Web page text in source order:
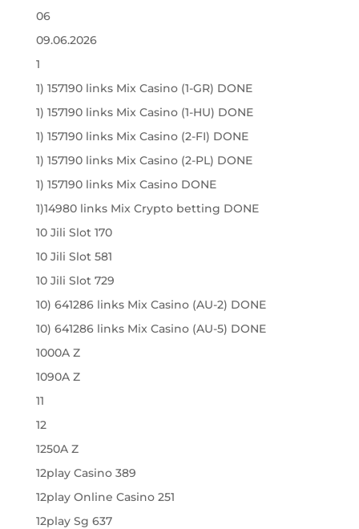
06
09.06.2026
1
1) 157190 links Mix Casino (1-GR) DONE
1) 157190 links Mix Casino (1-HU) DONE
1) 157190 links Mix Casino (2-FI) DONE
1) 157190 links Mix Casino (2-PL) DONE
1) 157190 links Mix Casino DONE
1)14980 links Mix Crypto betting DONE
10 Jili Slot 170
10 Jili Slot 581
10 Jili Slot 729
10) 641286 links Mix Casino (AU-2) DONE
10) 641286 links Mix Casino (AU-5) DONE
1000A Z
1090A Z
11
12
1250A Z
12play Casino 389
12play Online Casino 251
12play Sg 637